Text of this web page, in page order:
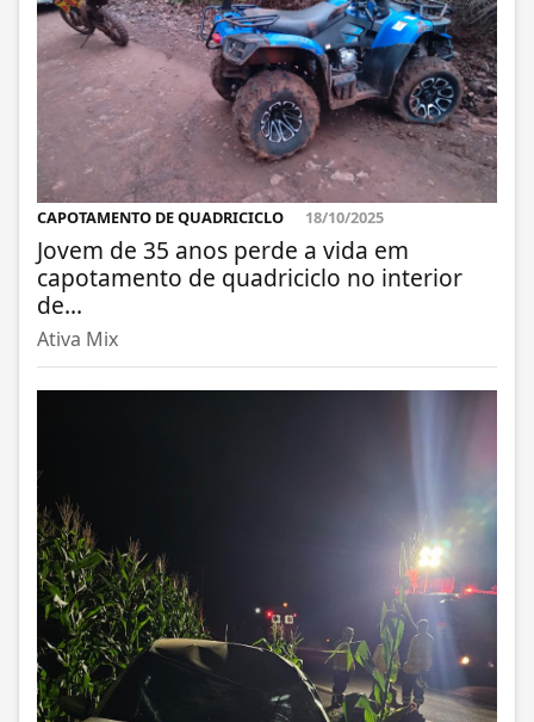
CAPOTAMENTO DE QUADRICICLO 18/10/2025
Jovem de 35 anos perde a vida em
capotamento de quadriciclo no interior
de...
Ativa Mix